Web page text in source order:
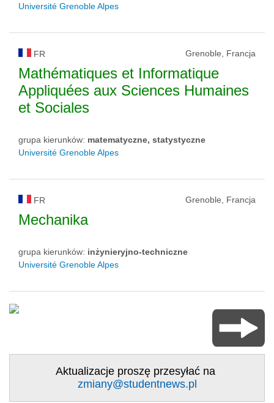
Université Grenoble Alpes
FR Grenoble, Francja
Mathématiques et Informatique
Appliquées aux Sciences Humaines
et Sociales
grupa kierunków: matematyczne, statystyczne
Université Grenoble Alpes
FR Grenoble, Francja
Mechanika
grupa kierunków: inżynieryjno-techniczne
Université Grenoble Alpes
Aktualizacje proszę przesyłać na
zmiany@studentnews.pl